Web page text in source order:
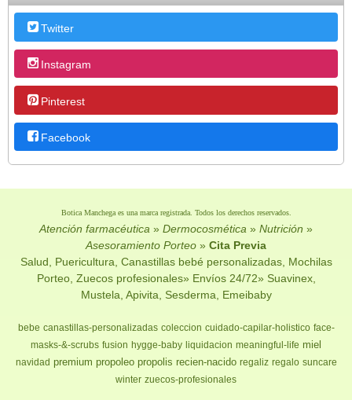
Twitter
Instagram
Pinterest
Facebook
Botica Manchega es una marca registrada. Todos los derechos reservados.
Atención farmacéutica » Dermocosmética » Nutrición »
Asesoramiento Porteo » Cita Previa
Salud, Puericultura, Canastillas bebé personalizadas, Mochilas
Porteo, Zuecos profesionales» Envíos 24/72» Suavinex,
Mustela, Apivita, Sesderma, Emeibaby
bebe canastillas-personalizadas coleccion cuidado-capilar-holistico face-
masks-&-scrubs fusion hygge-baby liquidacion meaningful-life miel
navidad premium propoleo propolis recien-nacido regaliz regalo suncare
winter zuecos-profesionales